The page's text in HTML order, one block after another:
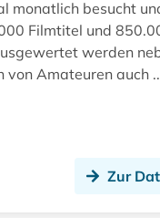
monatlich besucht
Filmtitel und
werden
von Amateuren auch
Zur